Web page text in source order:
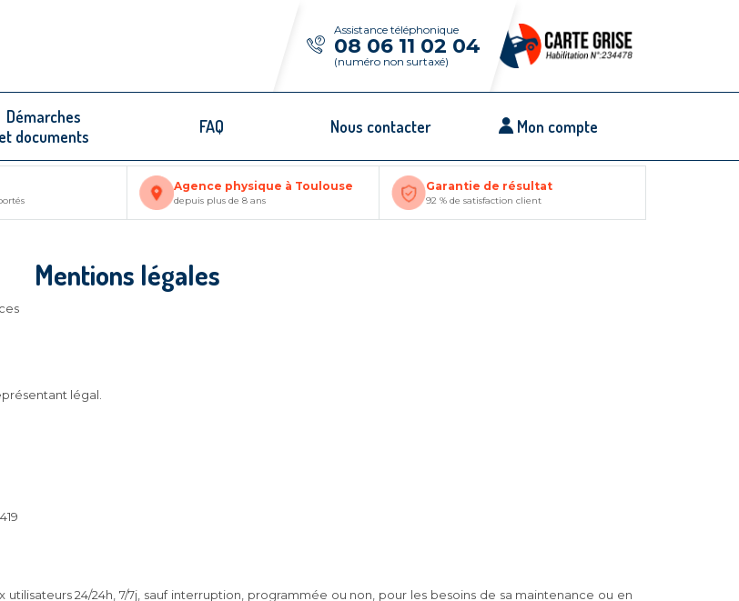
Assistance téléphonique
08 06 11 02 04
(numéro non surtaxé)
Démarches
et documents
FAQ Nous contacter Mon compte
Agence physique à Toulouse
depuis plus de 8 ans
Garantie de résultat
92 % de satisfaction client
Mentions légales
légal.
24/24h, 7/7j, sauf interruption, programmée ou non, pour les besoins de sa maintenance ou en